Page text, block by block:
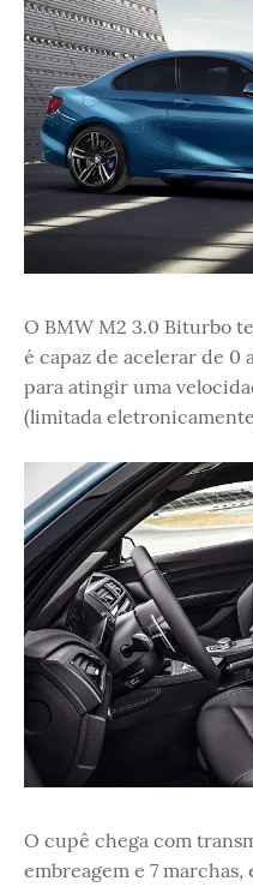
O BMW M2 3.0 Biturbo
é capaz de acelerar de 0
para atingir uma
(limitada
O cupê chega com
embreagem e 7 marchas,